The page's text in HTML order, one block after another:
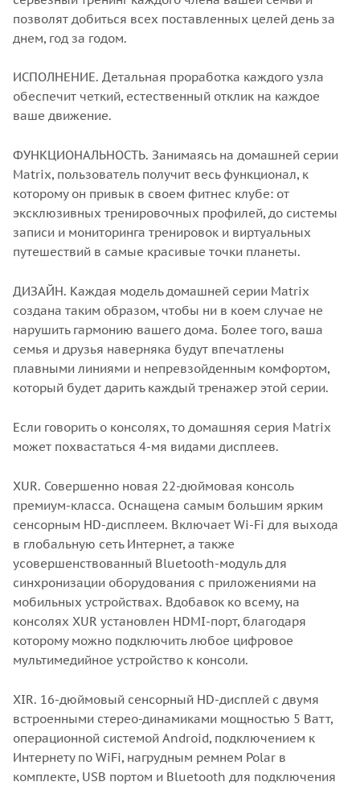
позволят добиться всех поставленных целей день за
днем, год за годом.
ИСПОЛНЕНИЕ. Детальная проработка каждого узла
обеспечит четкий, естественный отклик на каждое
ваше движение.
ФУНКЦИОНАЛЬНОСТЬ. Занимаясь на домашней серии
Matrix, пользователь получит весь функционал, к
которому он привык в своем фитнес клубе: от
эксклюзивных тренировочных профилей, до системы
записи и мониторинга тренировок и виртуальных
путешествий в самые красивые точки планеты.
ДИЗАЙН. Каждая модель домашней серии Matrix
создана таким образом, чтобы ни в коем случае не
нарушить гармонию вашего дома. Более того, ваша
семья и друзья наверняка будут впечатлены
плавными линиями и непревзойденным комфортом,
который будет дарить каждый тренажер этой серии.
Если говорить о консолях, то домашняя серия Matrix
может похвастаться 4-мя видами дисплеев.
XUR. Совершенно новая 22-дюймовая консоль
премиум-класса. Оснащена самым большим ярким
сенсорным HD-дисплеем. Включает Wi-Fi для выхода
в глобальную сеть Интернет, а также
усовершенствованный Bluetooth-модуль для
синхронизации оборудования с приложениями на
мобильных устройствах. Вдобавок ко всему, на
консолях XUR установлен HDMI-порт, благодаря
которому можно подключить любое цифровое
мультимедийное устройство к консоли.
XIR. 16-дюймовый сенсорный HD-дисплей с двумя
встроенными стерео-динамиками мощностью 5 Ватт,
операционной системой Android, подключением к
Интернету по WiFi, нагрудным ремнем Polar в
комплекте, USB портом и Bluetooth для подключения